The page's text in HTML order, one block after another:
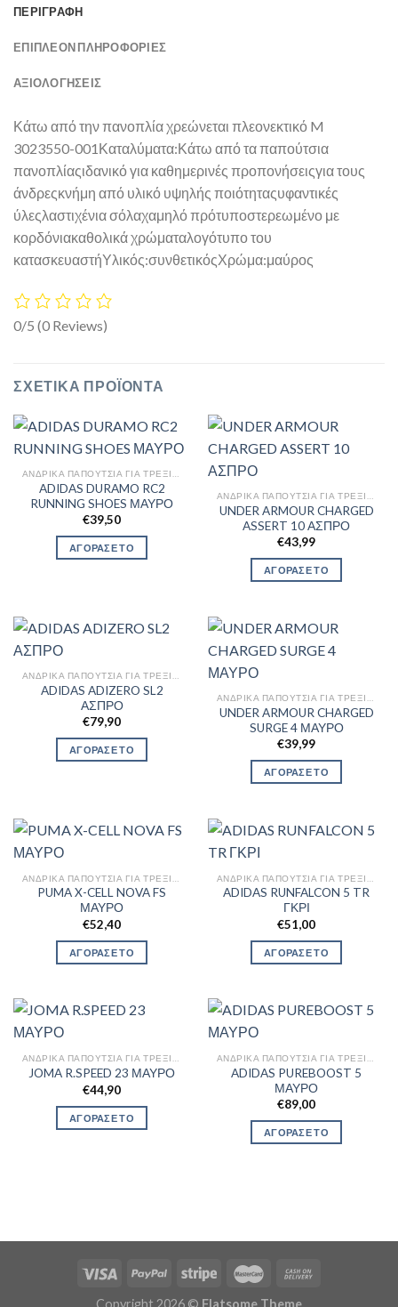
ΠΕΡΙΓΡΑΦΉ
ΕΠΙΠΛΈΟΝ ΠΛΗΡΟΦΟΡΊΕΣ
ΑΞΙΟΛΟΓΗΣΕΙΣ
Κάτω από την πανοπλία χρεώνεται πλεονεκτικό M
3023550-001Καταλύματα:Κάτω από τα παπούτσια
πανοπλίαςιδανικό για καθημερινές προπονήσειςγια τους
άνδρεςκνήμη από υλικό υψηλής ποιότηταςυφαντικές
ύλεςλαστιχένια σόλαχαμηλό πρότυποστερεωμένο με
κορδόνιακαθολικά χρώματαλογότυπο του
κατασκευαστήΥλικός:συνθετικόςΧρώμα:μαύρος
0/5 (0 Reviews)
ΣΧΕΤΙΚΆ ΠΡΟΪΌΝΤΑ
ADIDAS DURAMO RC2
RUNNING SHOES ΜΑΥΡΟ
€39,50
ΑΓΟΡΑΣΕ ΤΟ
UNDER ARMOUR CHARGED
ASSERT 10 ΑΣΠΡΟ
€43,99
ΑΓΟΡΑΣΕ ΤΟ
ADIDAS ADIZERO SL2
ΑΣΠΡΟ
€79,90
ΑΓΟΡΑΣΕ ΤΟ
UNDER ARMOUR CHARGED
SURGE 4 ΜΑΥΡΟ
€39,99
ΑΓΟΡΑΣΕ ΤΟ
PUMA X-CELL NOVA FS
ΜΑΥΡΟ
€52,40
ΑΓΟΡΑΣΕ ΤΟ
ADIDAS RUNFALCON 5 TR
ΓΚΡΙ
€51,00
ΑΓΟΡΑΣΕ ΤΟ
JOMA R.SPEED 23 ΜΑΥΡΟ
€44,90
ΑΓΟΡΑΣΕ ΤΟ
ADIDAS PUREBOOST 5
ΜΑΥΡΟ
€89,00
ΑΓΟΡΑΣΕ ΤΟ
Copyright 2026 © Flatsome Theme